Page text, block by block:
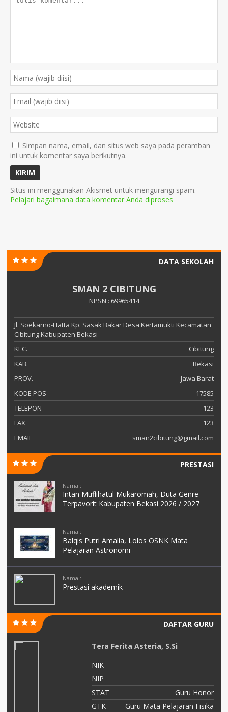
Simpan nama, email, dan situs web saya pada peramban
ini untuk komentar saya berikutnya.
Situs ini menggunakan Akismet untuk mengurangi spam.
Pelajari bagaimana data komentar Anda diproses
DATA SEKOLAH
SMAN 2 CIBITUNG
NPSN : 69965414
Jl. Soekarno-Hatta Kp. Sasak Bakar Desa Kertamukti Kecamatan
Cibitung Kabupaten Bekasi
KEC.
Cibitung
KAB.
Bekasi
PROV.
Jawa Barat
KODE POS
17585
TELEPON
123
FAX
123
EMAIL
sman2cibitung@gmail.com
PRESTASI
Nama :
Intan Muflihatul Mukaromah, Duta Genre
Terpavorit Kabupaten Bekasi 2026 / 2027
Nama :
Balqis Putri Amalia, Lolos OSNK Mata
Pelajaran Astronomi
Nama :
Prestasi akademik
DAFTAR GURU
Defrina Yuliyanti, S.Pd.I
NIK
NIP
STAT
PPPK
GTK